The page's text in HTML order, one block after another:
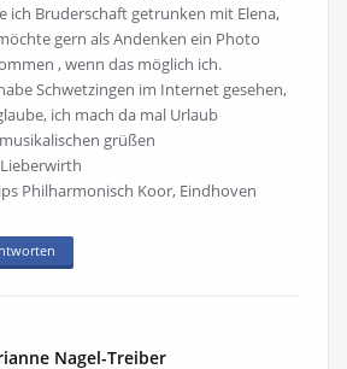
ich Bruderschaft getrunken mit Elena,
gern als Andenken ein Photo
, wenn das möglich ich.
Schwetzingen im Internet gesehen,
ich mach da mal Urlaub
grüßen
Philharmonisch Koor, Eindhoven
Nagel-Treiber